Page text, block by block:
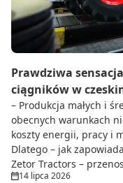
Prawdziwa
ciągników w
– Produkcja małych i
obecnych warunkach
koszty energii, pracy i
Dlatego – jak
Zetor Tractors –
14 lipca 2026